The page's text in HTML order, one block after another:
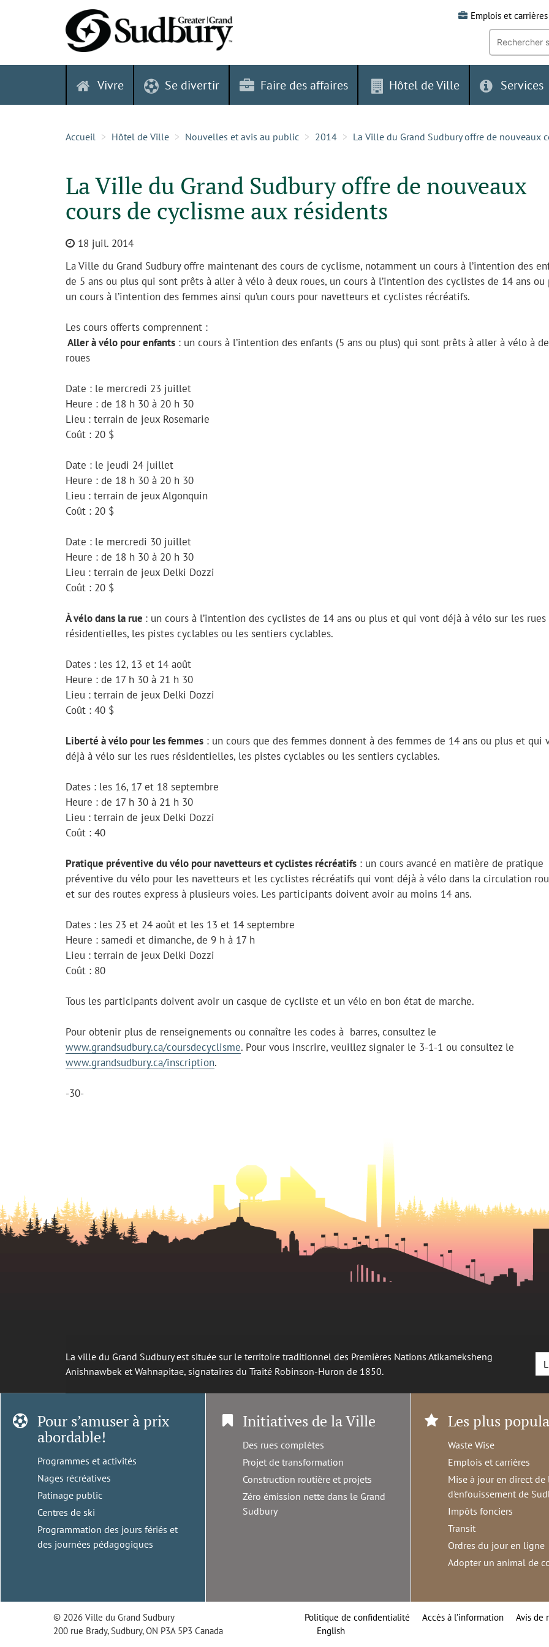
Emplois et carrières
Recherche
mot-
clé:
Vivre Se divertir Faire des affaires Hôtel de Ville Services
Accueil Hôtel de Ville Nouvelles et avis au public 2014 La Ville du Grand Sudbury offre de nouveaux
La Ville du Grand Sudbury offre de nouveaux
cours de cyclisme aux résidents
18 juil. 2014
La Ville du Grand Sudbury offre maintenant des cours de cyclisme, notamment un cours à l’intention des
de 5 ans ou plus qui sont prêts à aller à vélo à deux roues, un cours à l’intention des cyclistes de 14 ans ou
un cours à l’intention des femmes ainsi qu’un cours pour navetteurs et cyclistes récréatifs.
Les cours offerts comprennent :
Aller à vélo pour enfants : un cours à l’intention des enfants (5 ans ou plus) qui sont prêts à aller à vélo à
roues
Date : le mercredi 23 juillet
Heure : de 18 h 30 à 20 h 30
Lieu : terrain de jeux Rosemarie
Coût : 20 $
Date : le jeudi 24 juillet
Heure : de 18 h 30 à 20 h 30
Lieu : terrain de jeux Algonquin
Coût : 20 $
Date : le mercredi 30 juillet
Heure : de 18 h 30 à 20 h 30
Lieu : terrain de jeux Delki Dozzi
Coût : 20 $
À vélo dans la rue : un cours à l’intention des cyclistes de 14 ans ou plus et qui vont déjà à vélo sur les rues
résidentielles, les pistes cyclables ou les sentiers cyclables.
Dates : les 12, 13 et 14 août
Heure : de 17 h 30 à 21 h 30
Lieu : terrain de jeux Delki Dozzi
Coût : 40 $
Liberté à vélo pour les femmes : un cours que des femmes donnent à des femmes de 14 ans ou plus et qui
déjà à vélo sur les rues résidentielles, les pistes cyclables ou les sentiers cyclables.
Dates : les 16, 17 et 18 septembre
Heure : de 17 h 30 à 21 h 30
Lieu : terrain de jeux Delki Dozzi
Coût : 40
Pratique préventive du vélo pour navetteurs et cyclistes récréatifs : un cours avancé en matière de pratique
préventive du vélo pour les navetteurs et les cyclistes récréatifs qui vont déjà à vélo dans la circulation
et sur des routes express à plusieurs voies. Les participants doivent avoir au moins 14 ans.
Dates : les 23 et 24 août et les 13 et 14 septembre
Heure : samedi et dimanche, de 9 h à 17 h
Lieu : terrain de jeux Delki Dozzi
Coût : 80
Tous les participants doivent avoir un casque de cycliste et un vélo en bon état de marche.
Pour obtenir plus de renseignements ou connaître les codes à barres, consultez le
www.grandsudbury.ca/coursdecyclisme. Pour vous inscrire, veuillez signaler le 3-1-1 ou consultez le
www.grandsudbury.ca/inscription.
-30-
La ville du Grand Sudbury est située sur le territoire traditionnel des Premières Nations Atikameksheng
Anishnawbek et Wahnapitae, signataires du Traité Robinson-Huron de 1850.
Pour s’amuser à prix
abordable!
Programmes et activités
Nages récréatives
Patinage public
Centres de ski
Programmation des jours fériés et
des journées pédagogiques
Initiatives de la Ville
Des rues complètes
Projet de transformation
Construction routière et projets
Zéro émission nette dans le Grand
Sudbury
Les plus
Waste Wise
Emplois et carrières
Mise à jour en direct de
d'enfouissement de
Impôts fonciers
Transit
Ordres du jour en ligne
Adopter un animal de
© 2026 Ville du Grand Sudbury
200 rue Brady, Sudbury, ON P3A 5P3 Canada
Politique de confidentialité Accès à l’information Avis de
English